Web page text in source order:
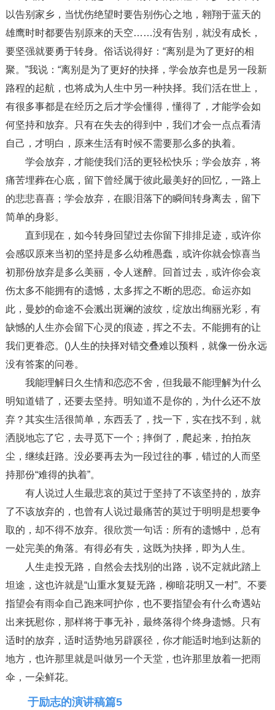
以告别家乡，当忧伤绝望时要告别伤心之地，翱翔于蓝天的
雄鹰时时都要告别原来的天空……没有告别，就没有成长，
要坚强就要勇于转身。俗话说得好：“离别是为了更好的相
聚。”我说：“离别是为了更好的抉择，学会放弃也是另一段新
路程的起航，也将成为人生中另一种抉择。我们活在世上，
有很多事都是在经历之后才学会懂得，懂得了，才能学会如
何坚持和放弃。只有在失去的得到中，我们才会一点点看清
自己，才明白，原来生活有时候不需要那么多的执着。
学会放弃，才能使我们活的更轻松快乐；学会放弃，将
痛苦埋葬在心底，留下曾经属于彼此最美好的回忆，一路上
的悲悲喜喜；学会放弃，在眼泪落下的瞬间转身离去，留下
简单的身影。
直到现在，如今转身回望过去你留下排排足迹，或许你
会感叹原来当初的坚持是多么幼稚愚蠢，或许你就会惊喜当
初那份放弃是多么美丽，令人迷醉。回首过去，或许你会哀
伤太多不能拥有的遗憾，太多挥之不断的思恋。命运亦如
此，曼妙的命途不会溅出斑斓的波纹，绽放出绚丽光彩，有
缺憾的人生亦会留下心灵的痕迹，挥之不去。不能拥有的让
我们更眷恋。()人生的抉择对错交叠难以预料，就像一份永远
没有答案的问卷。
我能理解日久生情和恋恋不舍，但我最不能理解为什么
明知道错了，还要去坚持。明知道不是你的，为什么还不放
弃？其实生活很简单，东西丢了，找一下，实在找不到，就
洒脱地忘了它，去寻觅下一个；摔倒了，爬起来，拍拍灰
尘，继续赶路。没必要再去为一段过往的事，错过的人而坚
持那份“难得的执着”。
有人说过人生最悲哀的莫过于坚持了不该坚持的，放弃
了不该放弃的，也曾有人说过最痛苦的莫过于明明是想要争
取的，却不得不放弃。很欣赏一句话：所有的遗憾中，总有
一处完美的角落。有得必有失，这既为抉择，即为人生。
人生走投无路，自然会去找别的出路，说不定就此踏上
坦途，这也许就是“山重水复疑无路，柳暗花明又一村”。不要
指望会有雨伞自己跑来呵护你，也不要指望会有什么奇遇站
出来抚慰你，那样将于事无补，最终落得个终身遗憾。只有
适时的放弃，适时适势地另辟蹊径，你才能适时地到达新的
地方，也许那里就是叫做另一个天堂，也许那里放着一把雨
伞，一朵鲜花。
于励志的演讲稿篇5